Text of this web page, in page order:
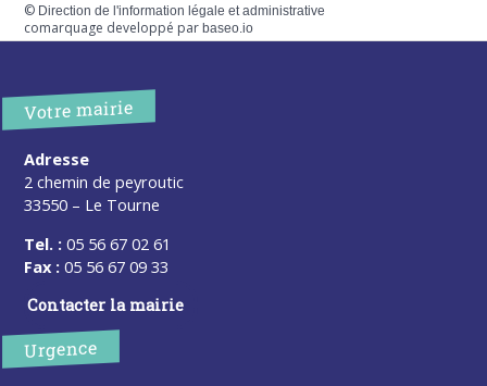
© Direction de l'information légale et administrative
comarquage developpé parbaseo.io
Votre mairie
Adresse
2 chemin de peyroutic
33550 – Le Tourne
Tel. : 05 56 67 02 61
Fax : 05 56 67 09 33
Contacter la mairie
Urgence